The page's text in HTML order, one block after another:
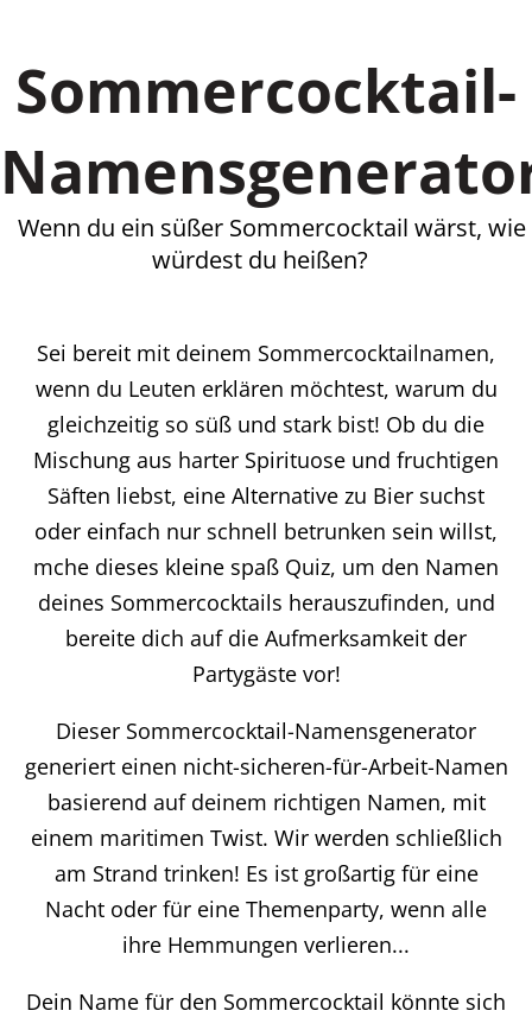
Sommercocktail-
Wenn du ein süßer Sommercocktail wärst, wie
würdest du heißen?
Sei bereit mit deinem Sommercocktailnamen,
wenn du Leuten erklären möchtest, warum du
gleichzeitig so süß und stark bist! Ob du die
Mischung aus harter Spirituose und fruchtigen
Säften liebst, eine Alternative zu Bier suchst
oder einfach nur schnell betrunken sein willst,
mche dieses kleine spaß Quiz, um den Namen
deines Sommercocktails herauszufinden, und
bereite dich auf die Aufmerksamkeit der
Partygäste vor!
Dieser Sommercocktail-Namensgenerator
generiert einen nicht-sicheren-für-Arbeit-Namen
basierend auf deinem richtigen Namen, mit
einem maritimen Twist. Wir werden schließlich
am Strand trinken! Es ist großartig für eine
Nacht oder für eine Themenparty, wenn alle
ihre Hemmungen verlieren...
Dein Name für den Sommercocktail könnte sich